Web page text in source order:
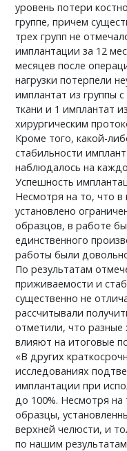
уровень потери
группе, причем
трех групп не
имплантации за 12
месяцев после
нагрузки потерпели
имплантат из группы
ткани и 1 имплантат
хирургическим
Кроме того, какой-
стабильности
наблюдалось на
Успешность
Несмотря на то, что
установлено
образцов, в работе
единственного
работы были
По результатам
приживаемости и
существенно не
рассчитывали
отметили, что разные
влияют на итоговые
«В других
исследованиях
имплантации при
до 100%. Несмотря
образцы,
верхней челюсти, и
по нашим